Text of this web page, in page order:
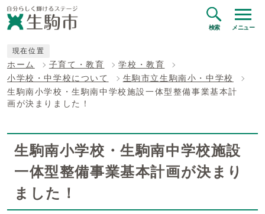
検索 メニュー
現在位置
ホーム 子育て・教育
学校・教育
小学校・中学校について
生駒市立生駒南小・中学校
生駒南小学校・生駒南中学校施設一体型整備事業基本計
画が決まりました！
生駒南小学校・生駒南中学校施設
一体型整備事業基本計画が決まり
ました！